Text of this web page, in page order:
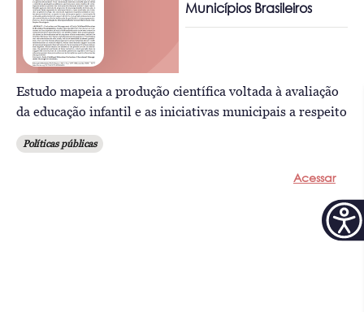
Municípios Brasileiros
Estudo mapeia a produção científica voltada à avaliação
da educação infantil e as iniciativas municipais a respeito
Políticas públicas
Acessar